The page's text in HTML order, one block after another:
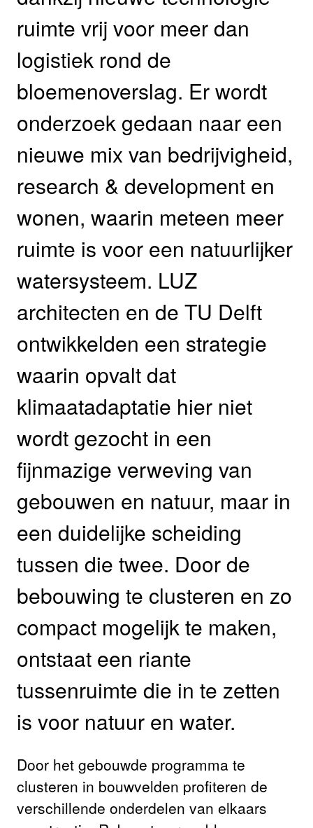
ruimte vrij voor meer dan
logistiek rond de
bloemenoverslag. Er wordt
onderzoek gedaan naar een
nieuwe mix van bedrijvigheid,
research & development en
wonen, waarin meteen meer
ruimte is voor een natuurlijker
watersysteem. LUZ
architecten en de TU Delft
ontwikkelden een strategie
waarin opvalt dat
klimaatadaptatie hier niet
wordt gezocht in een
fijnmazige verweving van
gebouwen en natuur, maar in
een duidelijke scheiding
tussen die twee. Door de
bebouwing te clusteren en zo
compact mogelijk te maken,
ontstaat een riante
tussenruimte die in te zetten
is voor natuur en water.
Door het gebouwde programma te
clusteren in bouwvelden profiteren de
verschillende onderdelen van elkaars